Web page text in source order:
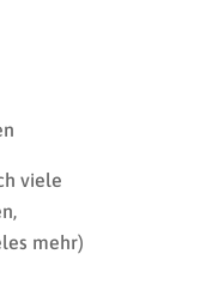
viele
mehr)